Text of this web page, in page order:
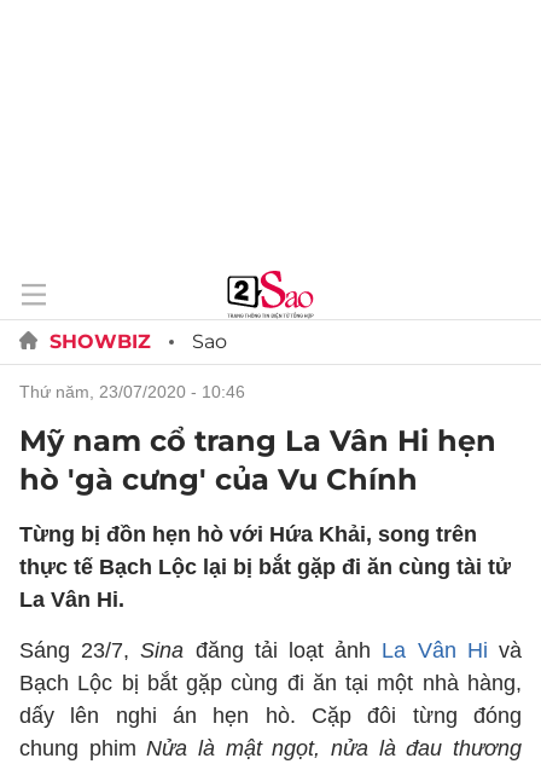
SHOWBIZ Sao
thứ năm, 23/07/2020 - 10:46
Mỹ nam cổ trang La Vân Hi hẹn
hò 'gà cưng' của Vu Chính
Từng bị đồn hẹn hò với Hứa Khải, song trên
thực tế Bạch Lộc lại bị bắt gặp đi ăn cùng tài tử
La Vân Hi.
Sáng 23/7,Sina đăng tải loạt ảnh La Vân Hi và
Bạch Lộc bị bắt gặp cùng đi ăn tại một nhà hàng,
dấy lên nghi án hẹn hò. Cặp đôi từng đóng
chung phimNửa là mật ngọt, nửa là đau thương